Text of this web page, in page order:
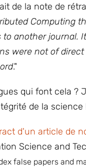
de la note de
Computing
another journal.
were not of
."
qui font cela
de la science
d'un article de
Science and
false papers and